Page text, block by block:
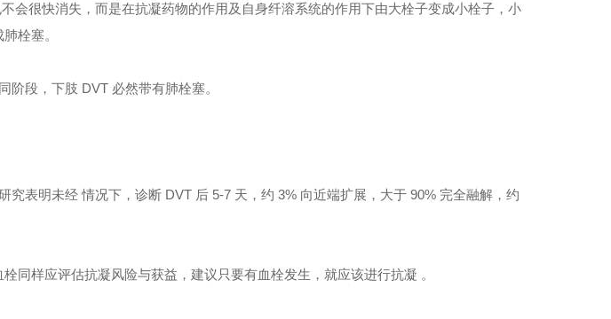
会很快消失，而是在抗凝药物的作用及自身纤溶系统的作用下由大栓子变成小栓子，小
栓塞。
阶段，下肢 DVT 必然带有肺栓塞。
究表明未经 情况下，诊断 DVT 后 5-7 天，约 3% 向近端扩展，大于 90% 完全融解，约
同样应评估抗凝风险与获益，建议只要有血栓发生，就应该进行抗凝 。